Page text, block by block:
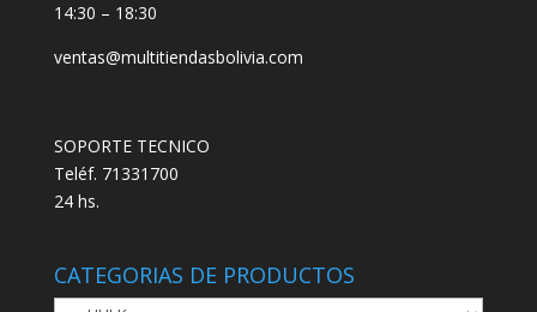
14:30 – 18:30
ventas@multitiendasbolivia.com
SOPORTE TECNICO
Teléf. 71331700
24 hs.
CATEGORIAS DE PRODUCTOS